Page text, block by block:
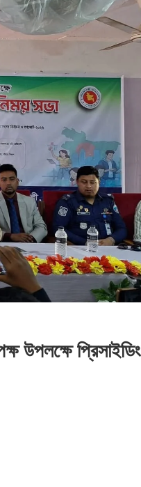
উপলক্ষে প্রিসাইডিং